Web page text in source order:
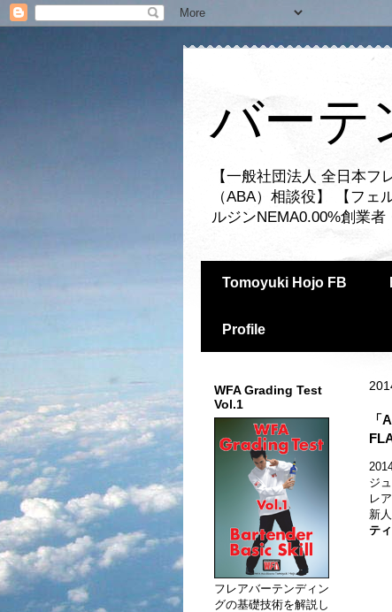
バーテ
【一般社団法人 全日本
（ABA）相談役】 【フ
ルジンNEMA0.00%創業
Tomoyuki Hojo FB
Profile
ジ
レ
新
テ
WFA Grading Test
Vol.1
フレアバーテンディン
グの基礎技術を解説し